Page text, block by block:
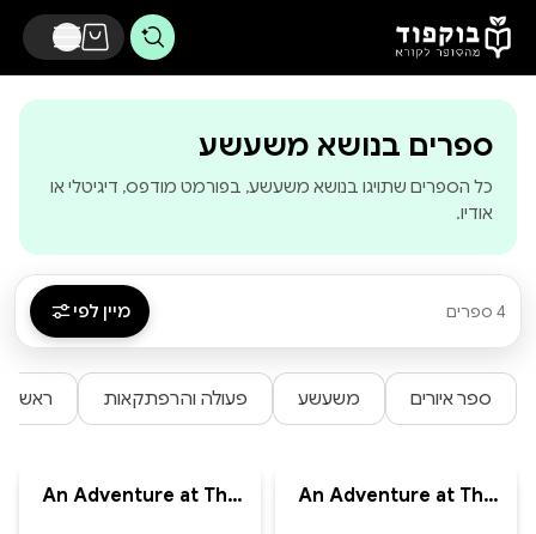
דלג לתוכן הראשי
ספרים בנושא משעשע
כל הספרים שתויגו בנושא משעשע, בפורמט מודפס, דיגיטלי או
אודיו.
4 ספרים מיין לפי
ספר איורים משעשע פעולה והרפתקאות
An Adventure at The
An Adventure at The